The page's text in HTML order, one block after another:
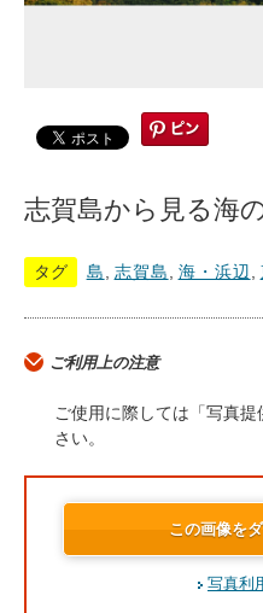
志賀島から見る海
タグ 島 志賀島 海・浜辺
ご利用上の注意
ご使用に際しては「写真
さい。
この画像を
写真利